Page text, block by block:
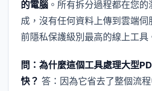
的電腦 。所有拆分過程都在您
成，沒有任何資料上傳到雲端伺
前隱私保護級別最高的線上工具
問：為什麼這個工具處理大型
快？ 答：因為它省去了整個流